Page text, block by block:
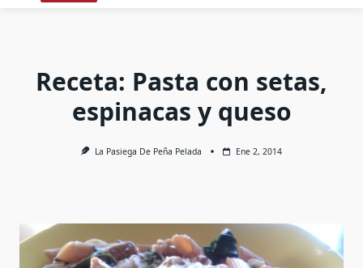
Receta: Pasta con setas,
espinacas y queso
La Pasiega De Peña Pelada Ene 2, 2014